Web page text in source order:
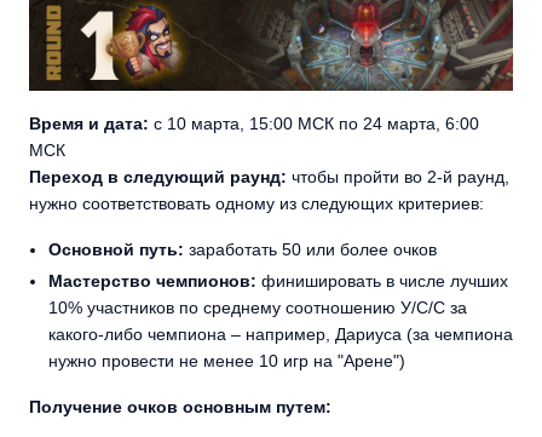
Время и дата: с 10 марта, 15:00 МСК по 24 марта, 6:00
МСК
Переход в следующий раунд: чтобы пройти во 2-й раунд,
нужно соответствовать одному из следующих критериев:
Основной путь: заработать 50 или более очков
Мастерство чемпионов: финишировать в числе лучших
10% участников по среднему соотношению У/С/С за
какого-либо чемпиона – например, Дариуса (за чемпиона
нужно провести не менее 10 игр на "Арене")
Получение очков основным путем: